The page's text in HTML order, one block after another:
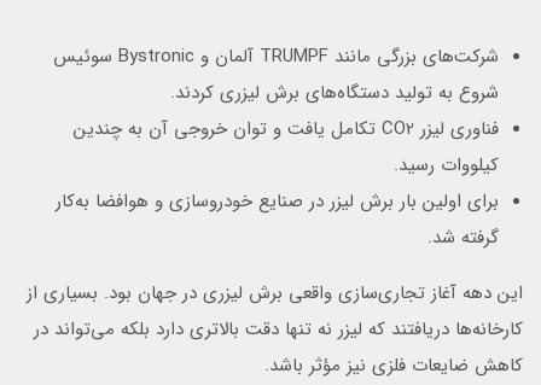
شرکت‌های بزرگی مانند TRUMPF آلمان و Bystronic سوئیس
شروع به تولید دستگاه‌های برش لیزری کردند.
فناوری لیزر CO2 تکامل یافت و توان خروجی آن به چندین
کیلووات رسید.
برای اولین بار برش لیزر در صنایع خودروسازی و هوافضا به‌کار
گرفته شد.
این دهه آغاز تجاری‌سازی واقعی برش لیزری در جهان بود. بسیاری از
کارخانه‌ها دریافتند که لیزر نه تنها دقت بالاتری دارد بلکه می‌تواند در
کاهش ضایعات فلزی نیز مؤثر باشد.